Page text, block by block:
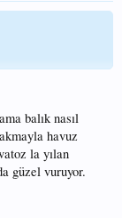
balık nasıl
havuz
la yılan
güzel vuruyor.